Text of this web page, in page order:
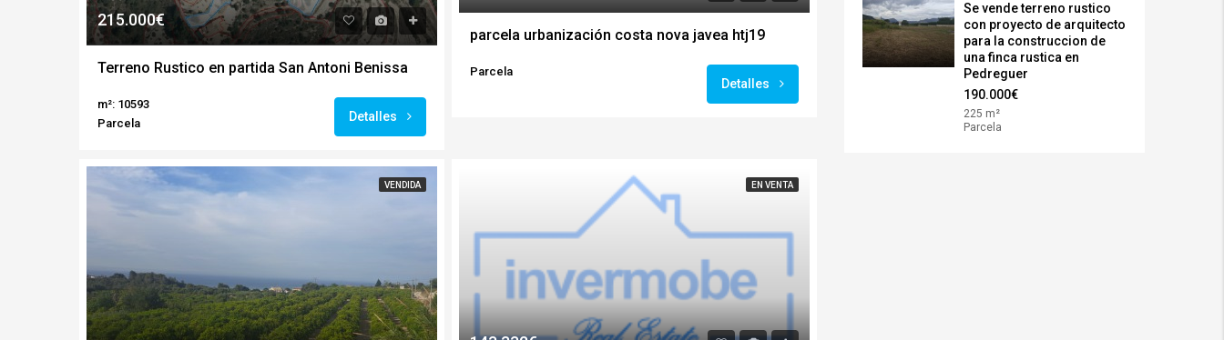
215.000€
Terreno Rustico en partida San Antoni Benissa
m²: 10593
Parcela
Detalles
parcela urbanización costa nova javea htj19
Parcela
Detalles
VENDIDA EN VENTA
Se vende terreno rustico
con proyecto de arquitecto
para la construccion de
una finca rustica en
Pedreguer
190.000€
225 m²
Parcela